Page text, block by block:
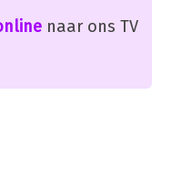
naar ons TV